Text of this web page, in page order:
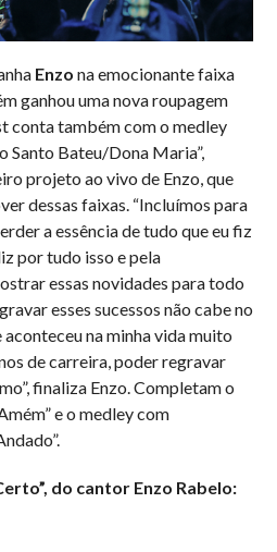
Enzo na emocionante faixa
ganhou uma nova roupagem
conta também com o medley
Santo Bateu/Dona Maria”,
projeto ao vivo de Enzo, que
dessas faixas. “Incluímos para
a essência de tudo que eu fiz
por tudo isso e pela
essas novidades para todo
esses sucessos não cabe no
na minha vida muito
de carreira, poder regravar
finaliza Enzo. Completam o
e o medley com
do cantor Enzo Rabelo: